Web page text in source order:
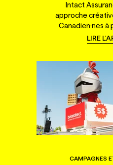
Intact
approche
Canadien·nes à
LIRE
CAMPAGNES